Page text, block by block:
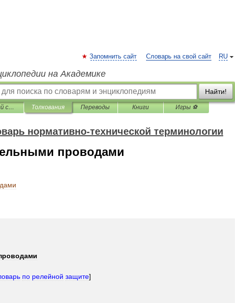
RU
Запомнить сайт Словарь на свой сайт
на Академике
Найти!
Русско-английский словарь нормативно-технической терминологии Толкования Переводы Книги Игры ⚽
нормативно-технической терминологии
проводами
по релейной защите]